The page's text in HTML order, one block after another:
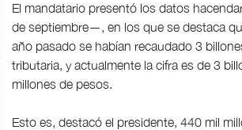
El mandatario presentó los datos
de septiembre—, en los que se destaca
año pasado se habían recaudado 3
tributaria, y actualmente la cifra es de 3
millones de pesos.
Esto es, destacó el presidente, 440 mil